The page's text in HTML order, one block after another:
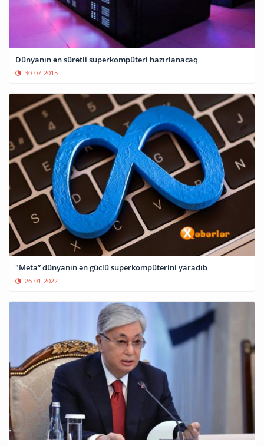
Dünyanın ən sürətli superkompüteri hazırlanacaq
30-07-2015
"Meta” dünyanın ən güclü superkompüterini yaradıb
26-01-2022